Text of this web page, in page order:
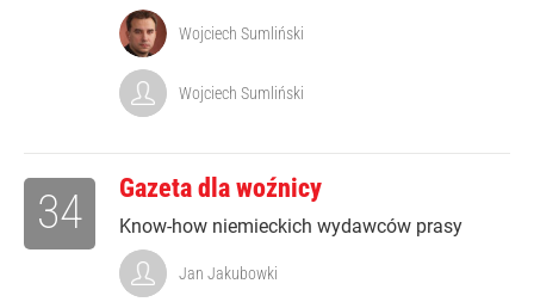
Wojciech Sumliński
Wojciech Sumliński
Gazeta dla woźnicy
Know-how niemieckich wydawców prasy
34
Jan Jakubowki